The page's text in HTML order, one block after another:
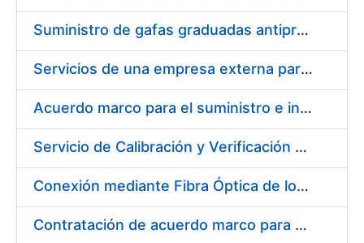
Suministro de gafas graduadas antiproyecciones para los trabajadores de la FNMT-RCM en los centros de trabajo de Madrid y Burgos
Servicios de una empresa externa para el asesoramiento y resolución de los recursos de alzada que se presentan relacionados con procesos de selección para la FNMT-RCM
Acuerdo marco para el suministro e instalación de persianas, estores y otros complementos
Servicio de Calibración y Verificación Externa de los Equipos de Medición del Servicio de Prevención de la FNMT-RCM
Conexión mediante Fibra Óptica de los Centros de Proceso de Datos (CPDs) de las sedes de la FNMT-RCM de Burgos y Madrid
Contratación de acuerdo marco para el Suministro de Material de Electricidad para la Fábrica Nacional de Moneda y Timbre-Real Casa de la Moneda en su centro de trabajo de Burgos